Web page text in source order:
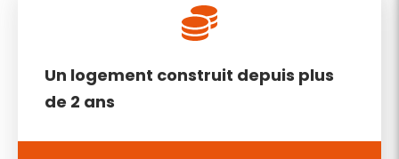
Un logement construit depuis plus
de 2 ans